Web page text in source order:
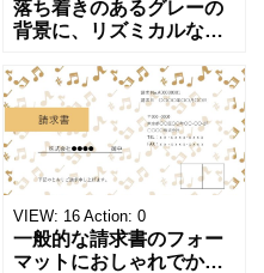
落ち着きのあるグレーの
背景に、リズミカルな音
が浮かぶ、シンプルでス
タイリッシュな請求書テ
ンプレートです。シック
で洗練されたモノトーン
調のカラーは、モノクロ
印刷、FAX送信にも使え
るデザインです。 大人の
音楽教室やプライ
VIEW: 16 Action: 0
一般的な請求書のフォー
マットにおしゃれでかわ